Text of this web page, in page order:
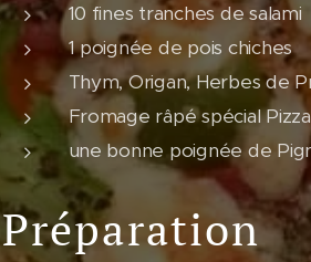
10 fines tranches de salami
1 poignée de pois chiches
Thym, Origan, Herbes de
Fromage râpé spécial Pizza
une bonne poignée de
Préparation